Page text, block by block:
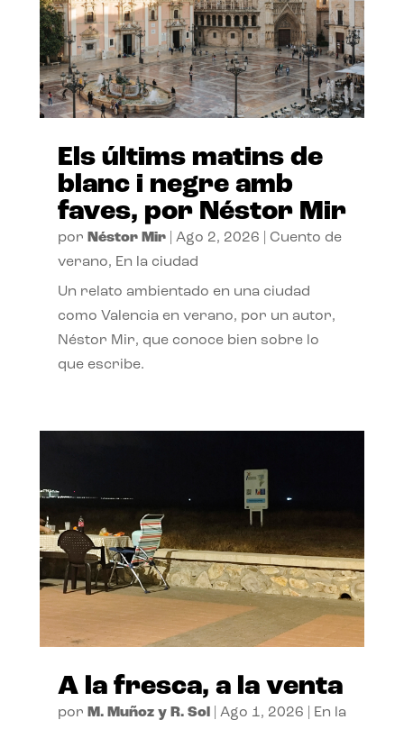
Els últims matins de
blanc i negre amb
faves, por Néstor Mir
por Néstor Mir| Ago 2, 2026
Cuento de
verano, En la ciudad
Un relato ambientado en una ciudad
como Valencia en verano, por un autor,
Néstor Mir, que conoce bien sobre lo
que escribe.
A la fresca, a la venta
por M. Muñoz y R. Sol| Ago 1, 2026
En la